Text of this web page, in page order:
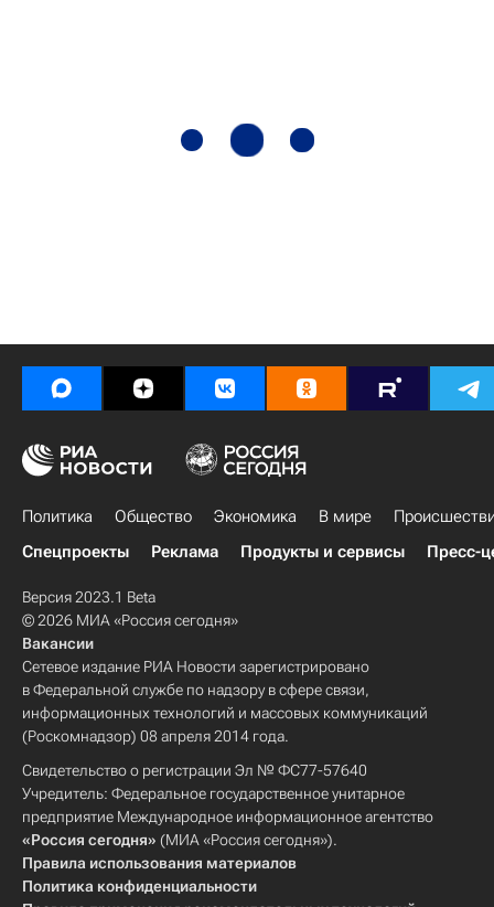
Политика Общество Экономика В мире
Спецпроекты
Реклама Продукты и сервисы Пресс-
Версия 2023.1 Beta
© 2026 МИА «Россия сегодня»
Вакансии
Сетевое издание РИА Новости зарегистрировано
в Федеральной службе по надзору в сфере связи,
информационных технологий и массовых коммуникаций
(Роскомнадзор) 08 апреля 2014 года.
Свидетельство о регистрации Эл № ФС77-57640
Учредитель: Федеральное государственное унитарное
предприятие Международное информационное агентство
«Россия сегодня» (МИА «Россия сегодня»).
Правила использования материалов
Политика конфиденциальности